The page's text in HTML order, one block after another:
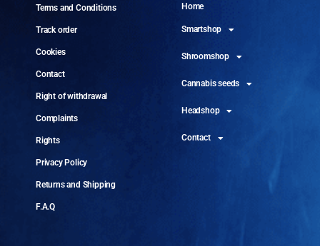
Terms and Conditions
Track order
Cookies
Contact
Right of withdrawal
Complaints
Rights
Privacy Policy
Returns and Shipping
F.A.Q
Home
Smartshop
Shroomshop
Cannabis seeds
Headshop
Contact